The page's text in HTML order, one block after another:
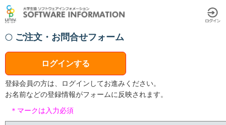
ご注文・お問合せフォーム
ログインする
登録会員の方は、ログインしてお進みください。
お名前などの登録情報がフォームに反映されます。
＊マークは入力必須